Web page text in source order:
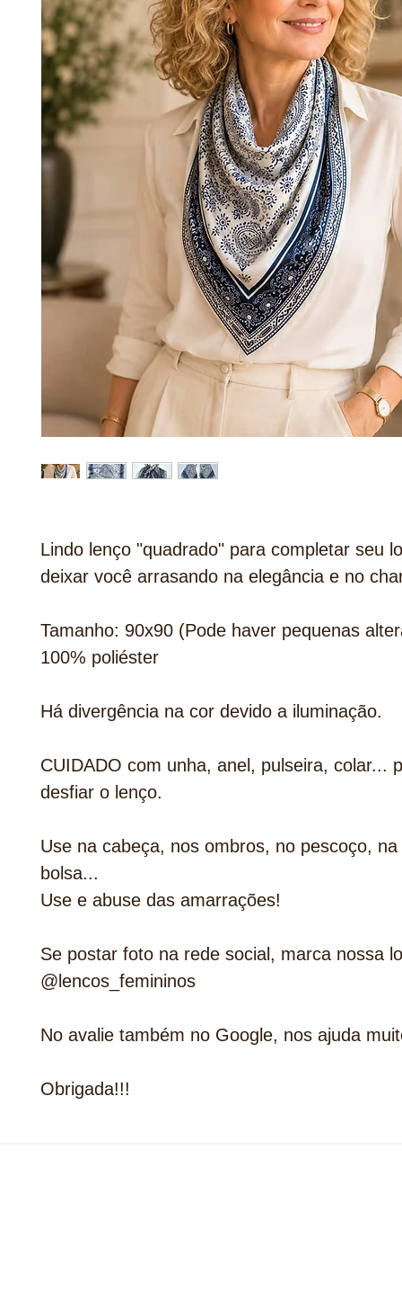
Lindo lenço "quadrado" para completar seu
deixar você arrasando na elegância e no
Tamanho: 90x90 (Pode haver pequenas
100% poliéster
Há divergência na cor devido a iluminação.
CUIDADO com unha, anel, pulseira, colar...
desfiar o lenço.
Use na cabeça, nos ombros, no pescoço,
bolsa...
Use e abuse das amarrações!
Se postar foto na rede social, marca nossa
@lencos_femininos
No avalie também no Google, nos ajuda
Obrigada!!!